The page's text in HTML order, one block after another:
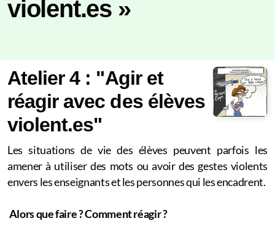
violent.es »
Atelier 4 : "Agir et
réagir avec des élèves
violent.es"
Les situations de vie des élèves peuvent parfois les
amener à utiliser des mots ou avoir des gestes violents
envers les enseignants et les personnes qui les encadrent.
Alors que faire ? Comment réagir ?